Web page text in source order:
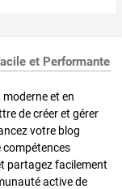
et Performante
et en
de créer et gérer
votre blog
compétences
partagez facilement
active de